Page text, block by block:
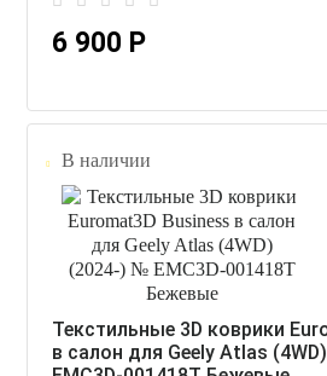
6 900 Р
В наличии
Текстильные 3D коврики
в салон для Geely Atlas